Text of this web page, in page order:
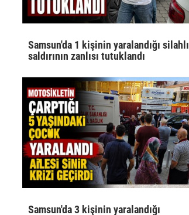
Samsun'da 1 kişinin yaralandığı silahlı
saldırının zanlısı tutuklandı
Samsun'da 3 kişinin yaralandığı